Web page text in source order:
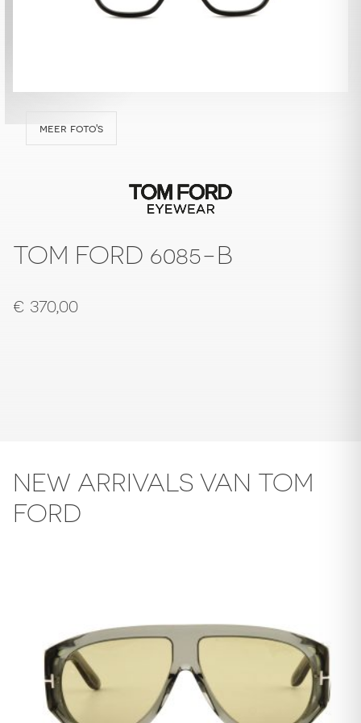
meer foto's
TOM FORD 6085-B
€ 370,00
NEW ARRIVALS VAN TOM
FORD